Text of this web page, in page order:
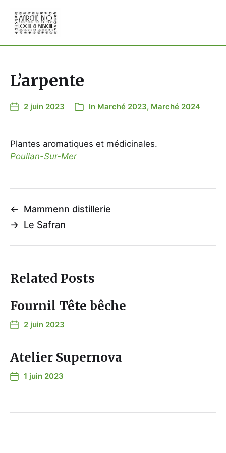
L’arpente
2 juin 2023 In Marché 2023, Marché 2024
Plantes aromatiques et médicinales.
Poullan-Sur-Mer
←
Mammenn distillerie
→ Le Safran
Related Posts
Fournil Tête bêche
2 juin 2023
Atelier Supernova
1 juin 2023